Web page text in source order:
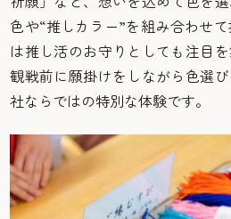
色や“推しカラー”を組み合わせ
は推し活のお守りとしても注目
観戦前に願掛けをしながら色選
社ならではの特別な体験です。